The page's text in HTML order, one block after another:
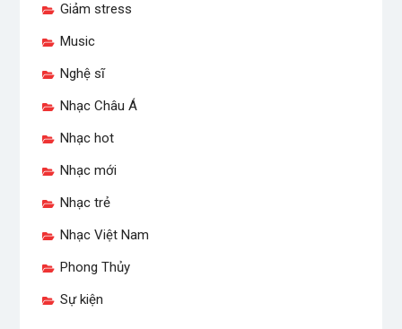
Giảm stress
Music
Nghệ sĩ
Nhạc Châu Á
Nhạc hot
Nhạc mới
Nhạc trẻ
Nhạc Việt Nam
Phong Thủy
Sự kiện